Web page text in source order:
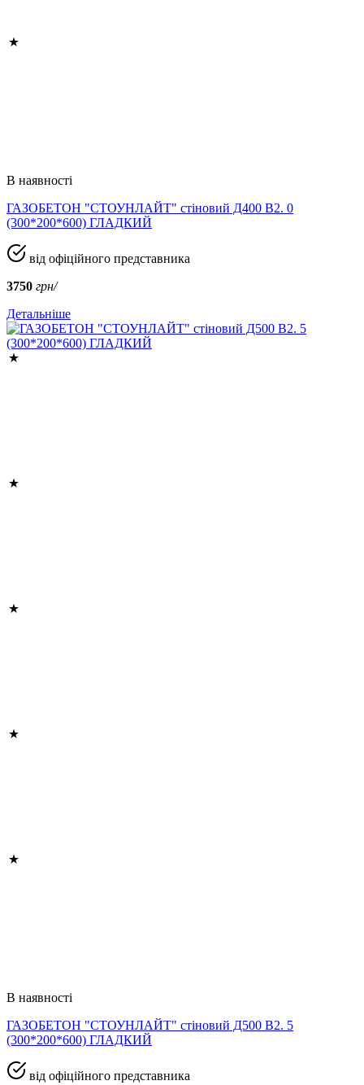
В наявності
ГАЗОБЕТОН "СТОУНЛАЙТ" стіновий Д400 В2. 0
(300*200*600) ГЛАДКИЙ
від офіційного представника
3750 грн/
Детальніше
В наявності
ГАЗОБЕТОН "СТОУНЛАЙТ" стіновий Д500 В2. 5
(300*200*600) ГЛАДКИЙ
від офіційного представника